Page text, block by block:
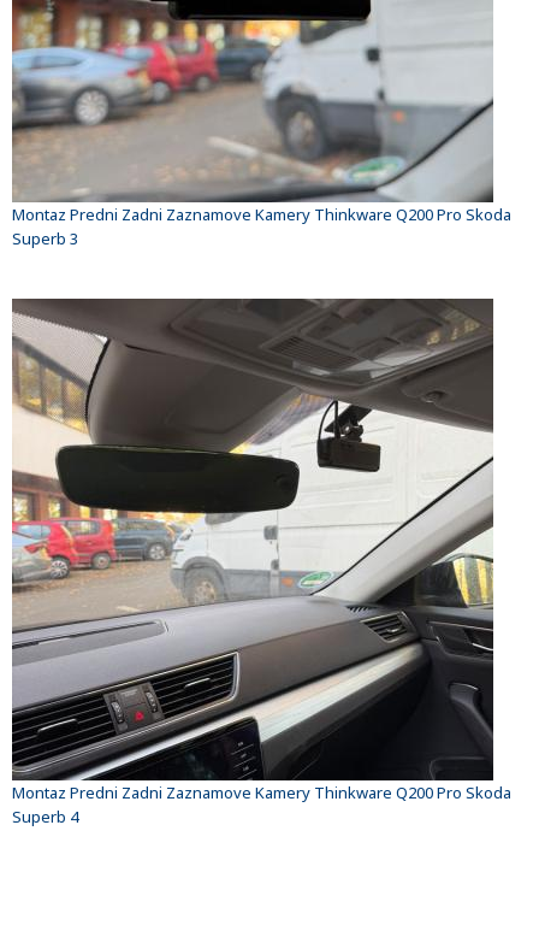
Montaz Predni Zadni Zaznamove Kamery Thinkware Q200 Pro Skoda
Superb 3
Montaz Predni Zadni Zaznamove Kamery Thinkware Q200 Pro Skoda
Superb 4